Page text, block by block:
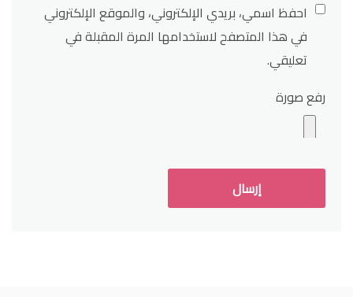
احفظ اسمي، بريدي الإلكتروني، والموقع الإلكتروني
في هذا المتصفح لاستخدامها المرة المقبلة في
تعليقي.
رفع صورة